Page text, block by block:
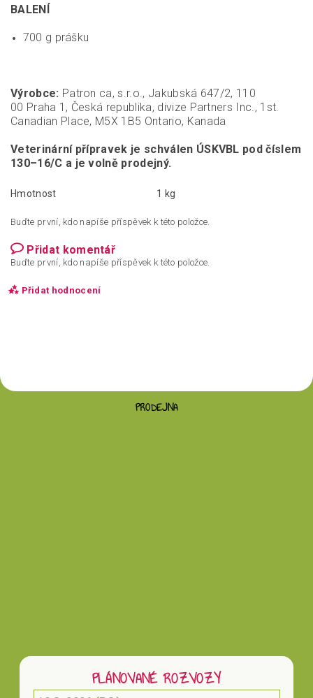
BALENÍ
700 g prášku
Výrobce: Patron ca, s.r.o., Jakubská 647/2, 110
00 Praha 1, Česká republika, divize Partners Inc., 1st.
Canadian Place, M5X 1B5 Ontario, Kanada
Veterinární přípravek je schválen ÚSKVBL pod číslem
130–16/C a je volně prodejný.
Hmotnost 1 kg
Buďte první, kdo napíše příspěvek k této položce.
Přidat komentář
Buďte první, kdo napíše příspěvek k této položce.
Přidat hodnocení
PRODEJNA
PLÁNOVANÉ ROZVOZY